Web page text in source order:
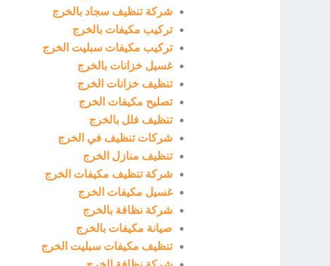
شركة تنظيف سجاد بالخرج
تركيب مكيفات بالخرج
تركيب مكيفات سبليت الخرج
غسيل خزانات بالخرج
تنظيف خزانات الخرج
تصليح مكيفات الخرج
تنظيف فلل بالخرج
شركات تنظيف في الخرج
تنظيف منازل الخرج
شركة تنظيف مكيفات الخرج
غسيل مكيفات الخرج
شركة نظافة بالخرج
صيانة مكيفات بالخرج
تنظيف مكيفات سبليت الخرج